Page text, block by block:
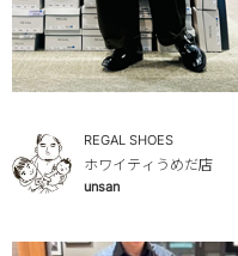
REGAL SHOES
ホワイティうめだ店
unsan